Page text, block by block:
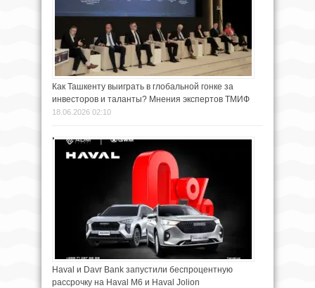
Как Ташкенту выиграть в глобальной гонке за
инвесторов и таланты? Мнения экспертов ТМИФ
18.06.2026 02:10
Haval и Davr Bank запустили беспроцентную
рассрочку на Haval M6 и Haval Jolion